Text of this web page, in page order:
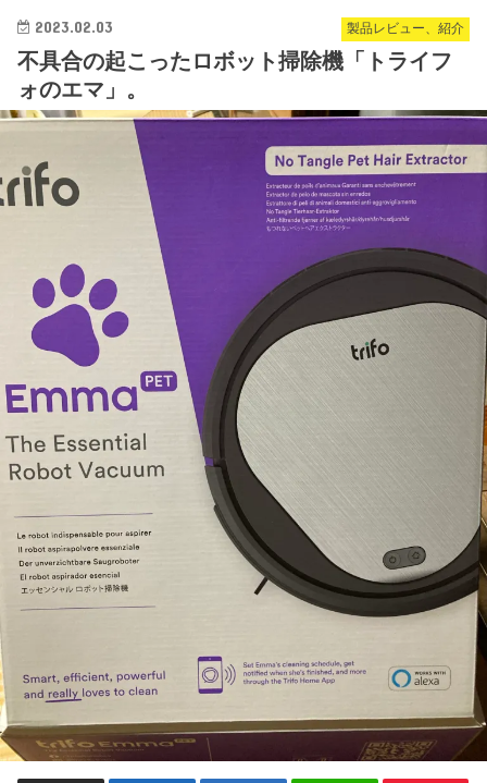
製品レビュー、紹介
2023.02.03
不具合の起こったロボット掃除機「トライフ
ォのエマ」。